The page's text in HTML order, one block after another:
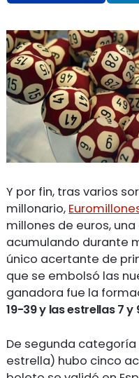
Y por fin, tras varios
millonario,
millones de euros,
acumulando durante
único acertante de
que se embolsó las
ganadora fue la
19-39 y las estrellas 7 y
De segunda
estrella) hubo cinco